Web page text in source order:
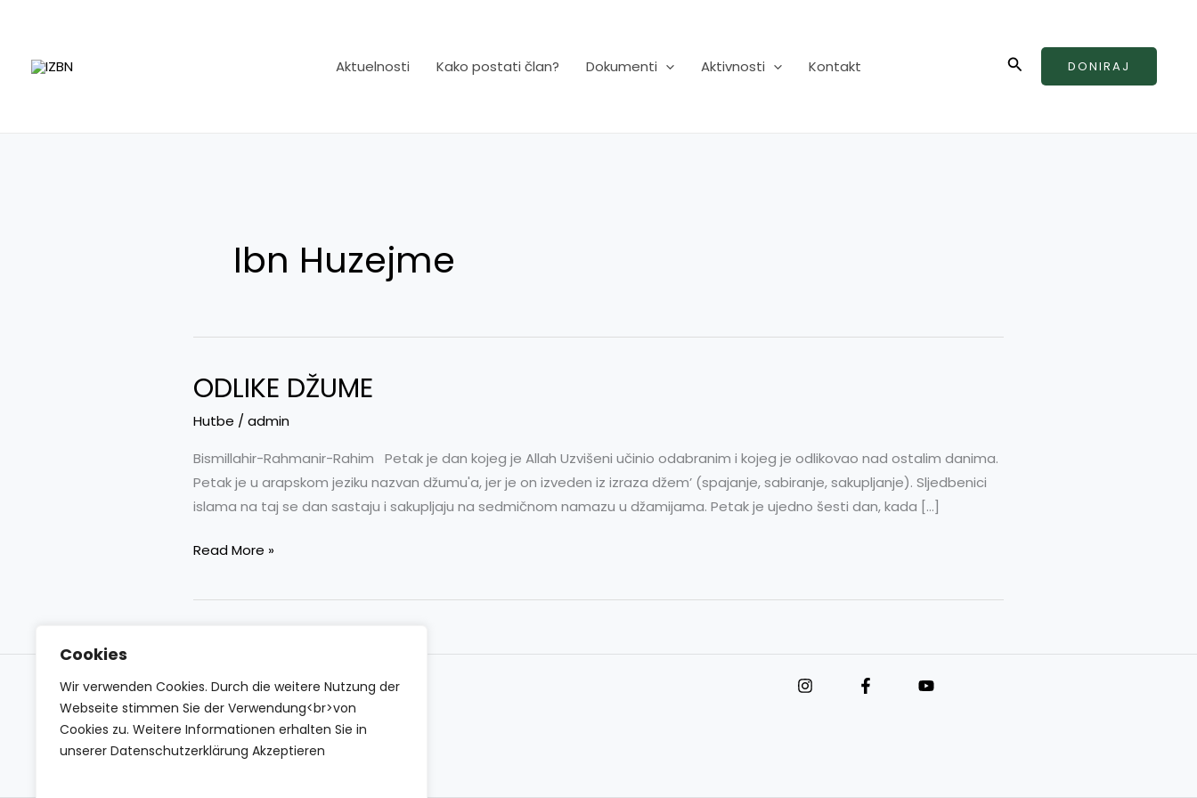
Cookies
Wir verwenden Cookies. Durch die weitere Nutzung der
Webseite stimmen Sie der Verwendung<br>von
Cookies zu. Weitere Informationen erhalten Sie in
unserer Datenschutzerklärung Akzeptieren
content
Aktuelnosti Kako postati član? Dokumenti Aktivnosti Kontakt Search DONIRAJ
Ibn Huzejme
ODLIKE DŽUME
Hutbe /admin
Bismillahir-Rahmanir-Rahim Petak je dan kojeg je Allah Uzvišeni učinio odabranim i kojeg je odlikovao nad ostalim danima.
Petak je u arapskom jeziku nazvan džumu'a, jer je on izveden iz izraza džem’ (spajanje, sabiranje, sakupljanje). Sljedbenici
islama na taj se dan sastaju i sakupljaju na sedmičnom namazu u džamijama. Petak je ujedno šesti dan, kada […]
ODLIKE
Read More »
Contact